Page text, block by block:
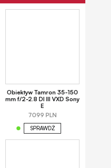
Obiektyw Tamron 35-150
mm f/2-2.8 DI III VXD Sony
E
7099 PLN
SPRAWDŹ